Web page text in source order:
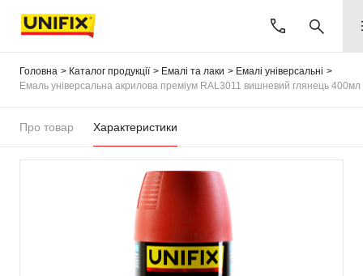
Головна Каталог продукції Емалі та лаки
Емалі універсальні
Емаль універсальна акрилова преміум RAL3011 вишневий глянець 400мл
Про товар Характеристики